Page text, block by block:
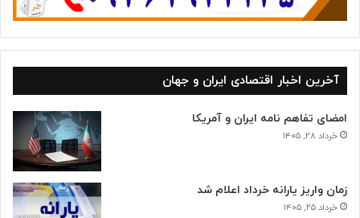
آخرین اخبار اقتصادی ایران و جهان
امضای تفاهم نامه ایران و آمریکا
خرداد ۲۸, ۱۴۰۵
زمان واریز یارانه خرداد اعلام شد
خرداد ۲۵, ۱۴۰۵